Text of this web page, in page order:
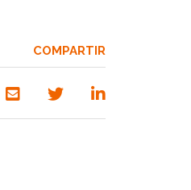
COMPARTIR